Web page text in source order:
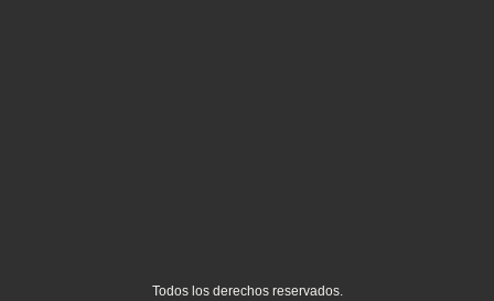
Todos los derechos reservados.